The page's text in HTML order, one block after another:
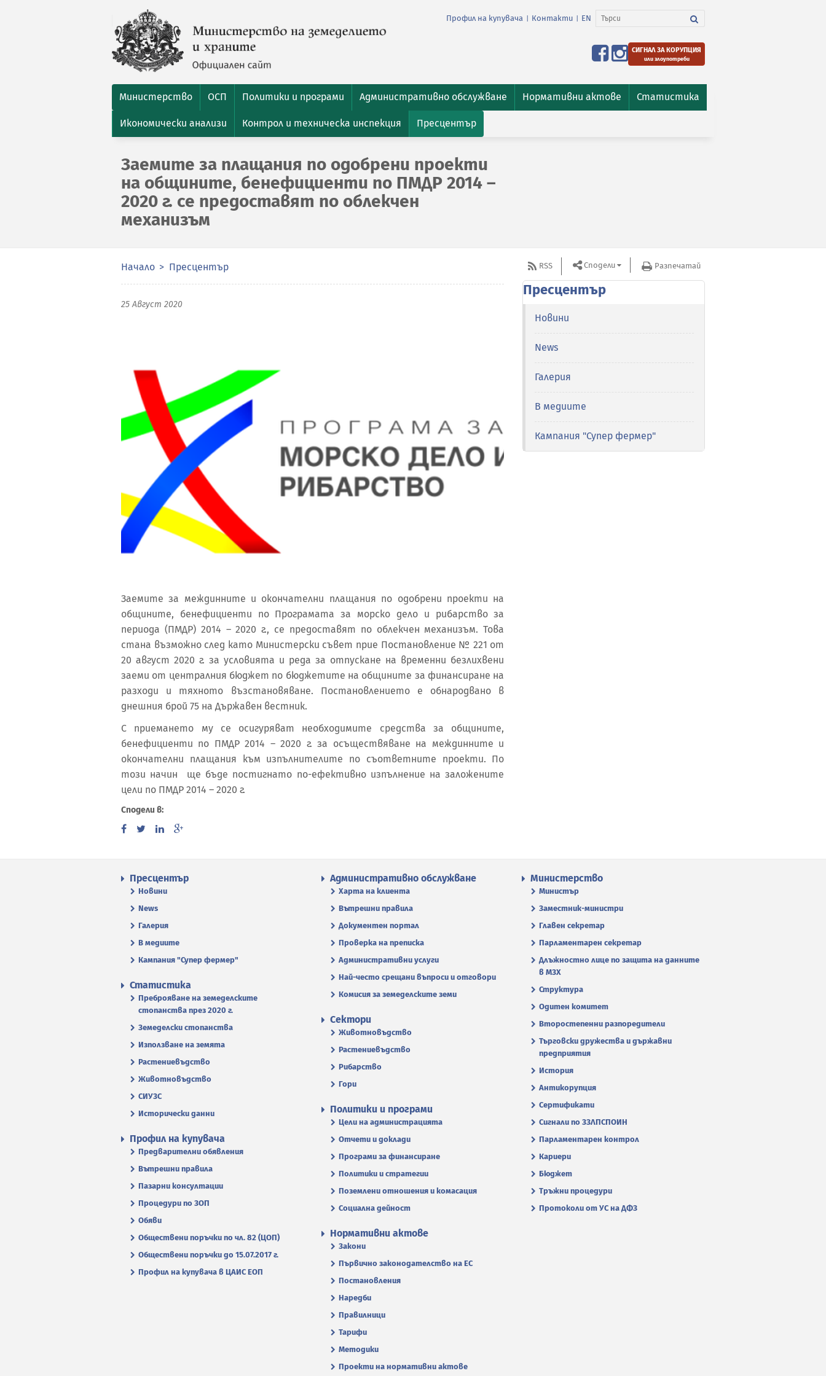
Профил на купувача Контакти EN
СИГНАЛ ЗА КОРУПЦИЯ
или злоупотреби
Министерство ОСП Политики и програми Административно обслужване Нормативни актове Статистика
Икономически анализи Контрол и техническа инспекция Пресцентър
Заемите за плащания по одобрени проекти
на общините, бенефициенти по ПМДР 2014 –
2020 г. се предоставят по облекчен
механизъм
Начало Пресцентър
25 Август 2020
Заемите за междинните и окончателни плащания по одобрени проекти на
общините, бенефициенти по Програмата за морско дело и рибарство за
периода (ПМДР) 2014 – 2020 г., се предоставят по облекчен механизъм. Това
стана възможно след като Министерски съвет прие Постановление № 221 от
20 август 2020 г. за условията и реда за отпускане на временни безлихвени
заеми от централния бюджет по бюджетите на общините за финансиране на
разходи и тяхното възстановяване. Постановлението е обнародвано в
днешния брой 75 на Държавен вестник.
С приемането му се осигуряват необходимите средства за общините,
бенефициенти по ПМДР 2014 – 2020 г. за осъществяване на междинните и
окончателни плащания към изпълнителите по съответните проекти. По
този начин ще бъде постигнато по-ефективно изпълнение на заложените
цели по ПМДР 2014 – 2020 г.
Сподели в:
RSS Сподели Разпечатай
Пресцентър
Новини
News
Галерия
В медиите
Кампания "Супер фермер"
Пресцентър
Новини
News
Галерия
В медиите
Кампания "Супер фермер"
Административно обслужване
Харта на клиента
Вътрешни правила
Документен портал
Проверка на преписка
Административни услуги
Най-често срещани въпроси и отговори
Комисия за земеделските земи
Министерство
Министър
Заместник-министри
Главен секретар
Парламентарен секретар
Длъжностно лице по защита на данните
в МЗХ
Структура
Одитен комитет
Второстепенни разпоредители
Търговски дружества и държавни
предприятия
История
Антикорупция
Сертификати
Сигнали по ЗЗЛПСПОИН
Парламентарен контрол
Кариери
Бюджет
Тръжни процедури
Протоколи от УС на ДФЗ
Статистика
Преброяване на земеделските
стопанства през 2020 г.
Земеделски стопанства
Използване на земята
Растениевъдство
Животновъдство
СИУЗС
Исторически данни
Сектори
Животновъдство
Растениевъдство
Рибарство
Гори
Политики и програми
Цели на администрацията
Отчети и доклади
Програми за финансиране
Политики и стратегии
Поземлени отношения и комасация
Социална дейност
Профил на купувача
Предварителни обявления
Вътрешни правила
Пазарни консултации
Процедури по ЗОП
Обяви
Обществени поръчки по чл. 82 (ЦОП)
Обществени поръчки до 15.07.2017 г.
Профил на купувача в ЦАИС ЕОП
Нормативни актове
Закони
Първично законодателство на ЕС
Постановления
Наредби
Правилници
Тарифи
Методики
Проекти на нормативни актове